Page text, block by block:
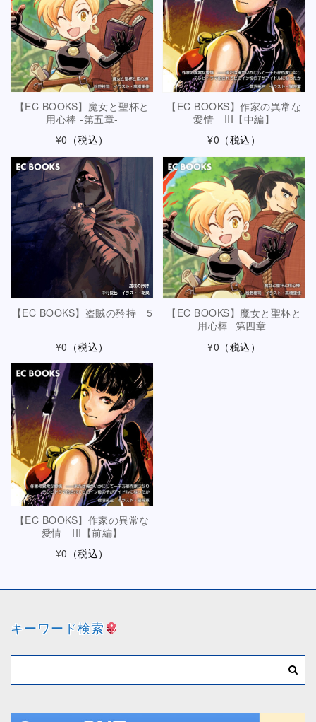
【EC BOOKS】魔女と聖杯と
用心棒 -第五章-
¥0 （税込）
【EC BOOKS】作家の異常な
愛情 III【中編】
¥0 （税込）
【EC BOOKS】盗賊の矜持 5
¥0 （税込）
【EC BOOKS】魔女と聖杯と
用心棒 -第四章-
¥0 （税込）
【EC BOOKS】作家の異常な
愛情 III【前編】
¥0 （税込）
キーワード検索